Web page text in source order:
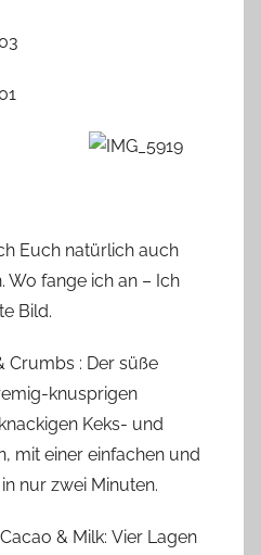
Euch natürlich auch
Wo fange ich an – Ich
Bild.
Crumbs : Der süße
knusprigen
Keks- und
mit einer einfachen und
nur zwei Minuten.
& Milk: Vier Lagen